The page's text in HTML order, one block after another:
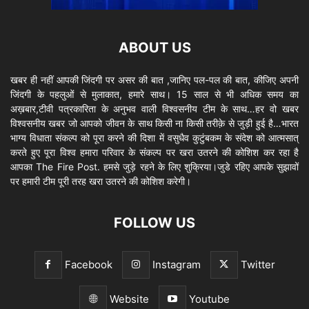
ABOUT US
खबर ही नहीं आपकी जिंदगी पर असर की बात ,जानिए पल-पल की बात, कीजिए अपनी
जिंदगी के पहलुओं से मुलाकात, हमारे साथ। 15 साल से भी अधिक समय का
अख़बार,टीवी पत्रकारिता के अनुभव वाली विश्वसनीय टीम के साथ…हर वो खबर
विश्वसनीय खबर जो आपको जीवन के साथ किसी ना किसी तरीक़े से जुड़ी हुई है…भारत
भाग्य विधाता संकल्प को पूरा करने की दिशा में वसुधैव कुटुंबकम के संदेश को आत्मसात्
करते हुए पूरा विश्व हमारा परिवार के संकल्प पर खरा उतरने की कोशिश कर रहा है
आपका The Fire Post. हमसे जुड़े रहने के लिए शुक्रिया।जुडे रहिए आपके सुझावों
पर हमारी टीम पूरी तरह खरा उतरने की कोशिश करेगी।
FOLLOW US
Facebook Instagram Twitter
Website Youtube